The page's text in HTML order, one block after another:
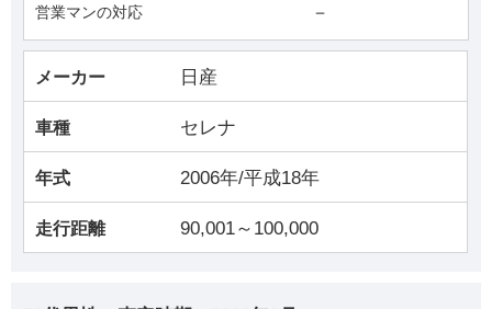
営業マンの対応 －
メーカー 日産
車種 セレナ
年式 2006年/平成18年
走行距離 90,001～100,000